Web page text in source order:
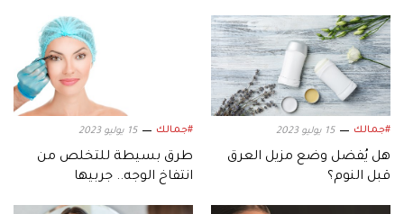
#جمالك 15 يوليو 2023
هل يُفضل وضع مزيل العرق
قبل النوم؟
#جمالك 15 يوليو 2023
طرق بسيطة للتخلص من
انتفاخ الوجه.. جربيها